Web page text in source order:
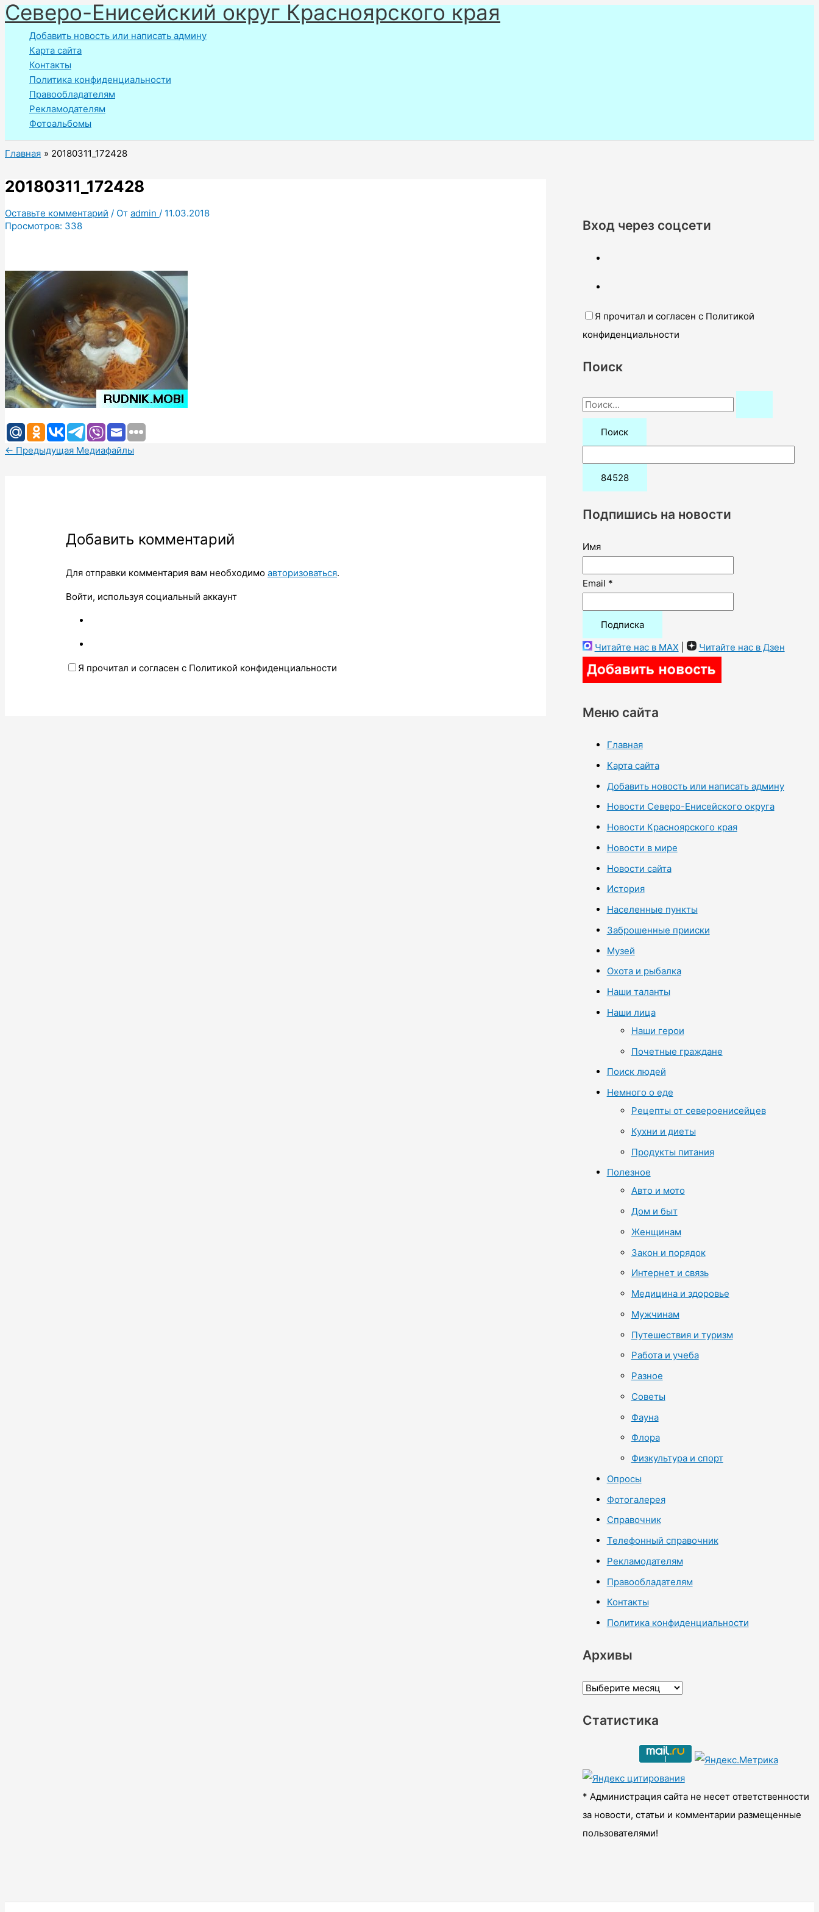
Перейти
к
содержимому
Северо-Енисейский округ Красноярского края
Добавить новость или написать админу
Карта сайта
Контакты
Политика конфиденциальности
Правообладателям
Рекламодателям
Фотоальбомы
Главная 20180311_172428
20180311_172428
Оставьте комментарий / От admin / 11.03.2018
Просмотров: 338
← Предыдущая Медиафайлы
Добавить комментарий
Для отправки комментария вам необходимоавторизоваться.
Войти, используя социальный аккаунт
Я прочитал и согласен с Политикой конфиденциальности
Вход через соцсети
Я прочитал и согласен с Политикой
конфиденциальности
Поиск
П
о
:
Подпишись на новости
Имя
Email *
Читайте нас в MAX Читайте нас в Дзен
Меню сайта
Главная
Карта сайта
Добавить новость или написать админу
Новости Северо-Енисейского округа
Новости Красноярского края
Новости в мире
Новости сайта
История
Населенные пункты
Заброшенные прииски
Музей
Охота и рыбалка
Наши таланты
Наши лица
Наши герои
Почетные граждане
Поиск людей
Немного о еде
Рецепты от североенисейцев
Кухни и диеты
Продукты питания
Полезное
Авто и мото
Дом и быт
Женщинам
Закон и порядок
Интернет и связь
Медицина и здоровье
Мужчинам
Путешествия и туризм
Работа и учеба
Разное
Советы
Фауна
Флора
Физкультура и спорт
Опросы
Фотогалерея
Справочник
Телефонный справочник
Рекламодателям
Правообладателям
Контакты
Политика конфиденциальности
Архивы
А
х
ы
Статистика
* Администрация сайта не несет ответственности
за новости, статьи и комментарии размещенные
пользователями!